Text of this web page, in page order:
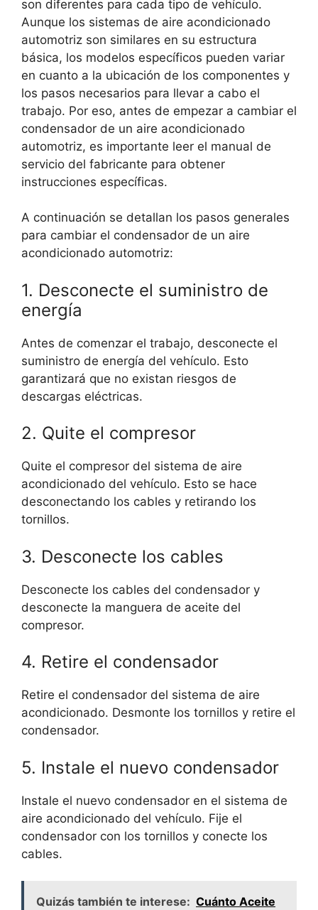
son diferentes para cada tipo de vehículo.
Aunque los sistemas de aire acondicionado
automotriz son similares en su estructura
básica, los modelos específicos pueden variar
en cuanto a la ubicación de los componentes y
los pasos necesarios para llevar a cabo el
trabajo. Por eso, antes de empezar a cambiar el
condensador de un aire acondicionado
automotriz, es importante leer el manual de
servicio del fabricante para obtener
instrucciones específicas.
A continuación se detallan los pasos generales
para cambiar el condensador de un aire
acondicionado automotriz:
1. Desconecte el suministro de
energía
Antes de comenzar el trabajo, desconecte el
suministro de energía del vehículo. Esto
garantizará que no existan riesgos de
descargas eléctricas.
2. Quite el compresor
Quite el compresor del sistema de aire
acondicionado del vehículo. Esto se hace
desconectando los cables y retirando los
tornillos.
3. Desconecte los cables
Desconecte los cables del condensador y
desconecte la manguera de aceite del
compresor.
4. Retire el condensador
Retire el condensador del sistema de aire
acondicionado. Desmonte los tornillos y retire el
condensador.
5. Instale el nuevo condensador
Instale el nuevo condensador en el sistema de
aire acondicionado del vehículo. Fije el
condensador con los tornillos y conecte los
cables.
Quizás también te interese: Cuánto Aceite